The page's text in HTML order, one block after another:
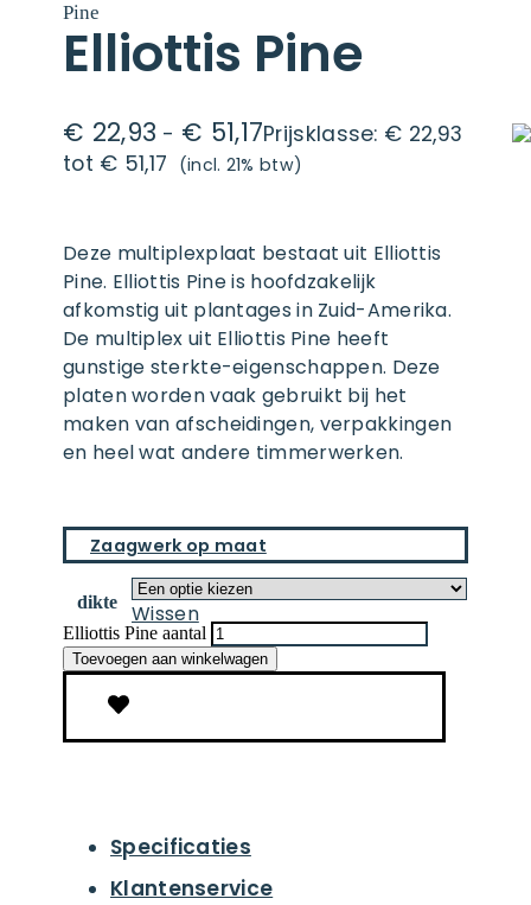
Pine
Elliottis Pine
€ 22,93 - € 51,17Prijsklasse: € 22,93
tot € 51,17 (incl. 21% btw)
Deze multiplexplaat bestaat uit Elliottis
Pine. Elliottis Pine is hoofdzakelijk
afkomstig uit plantages in Zuid-Amerika.
De multiplex uit Elliottis Pine heeft
gunstige sterkte-eigenschappen. Deze
platen worden vaak gebruikt bij het
maken van afscheidingen, verpakkingen
en heel wat andere timmerwerken.
Zaagwerk op maat
dikte Wissen
Elliottis Pine aantal
Toevoegen aan winkelwagen
Specificaties
Klantenservice